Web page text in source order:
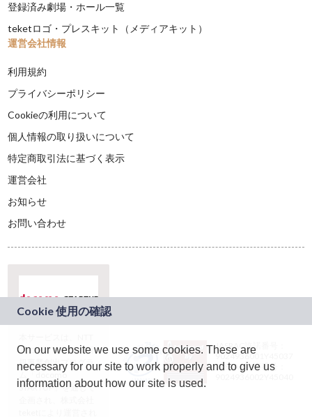
登録済み劇場・ホール一覧
teketロゴ・プレスキット（メディアキット）
運営会社情報
利用規約
プライバシーポリシー
Cookieの利用について
個人情報の取り扱いについて
特定商取引法に基づく表示
運営会社
お知らせ
お問い合わせ
ドコモグループの新
規事業創出プログラ
ム「docomo
STARTUP」を通じて
JASRAC許諾番号：
9024936001Y45037
JASRAC許諾番号：
On our website we use some cookies. These are
necessary for our site to work properly and to give us
information about how our site is used.